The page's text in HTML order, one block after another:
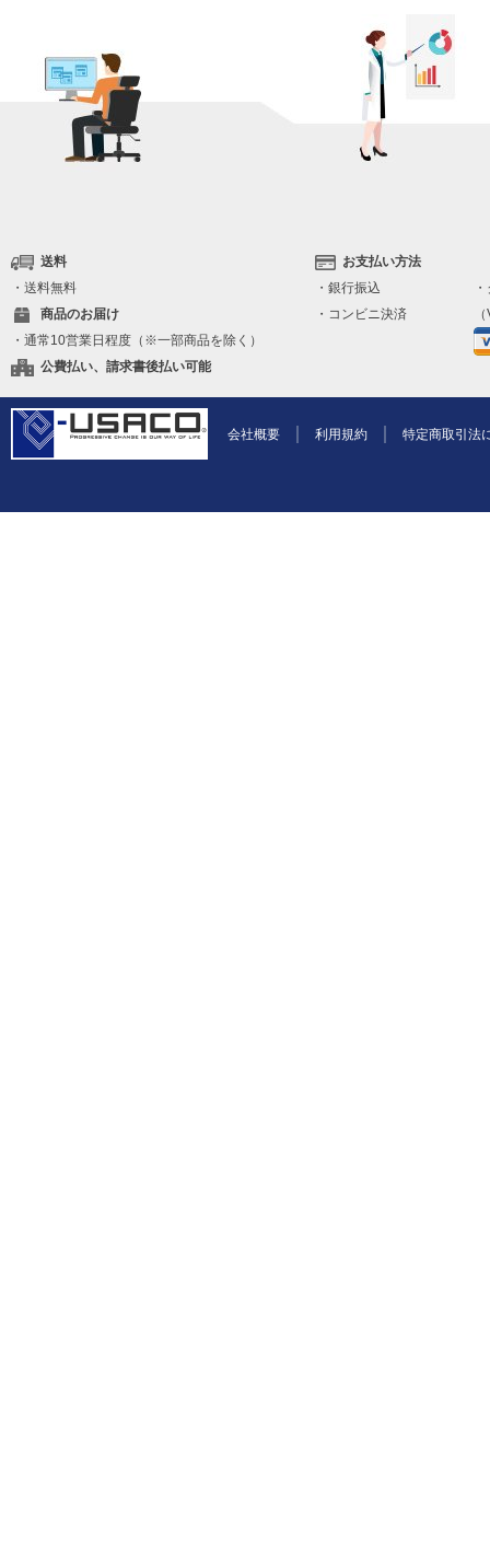
送料
・送料無料
商品のお届け
・通常10営業日程度（※一部商品を除く）
公費払い、請求書後払い可能
お支払い方法
・銀行振込
・コンビニ決済
会社概要 利用規約 特定商取引法